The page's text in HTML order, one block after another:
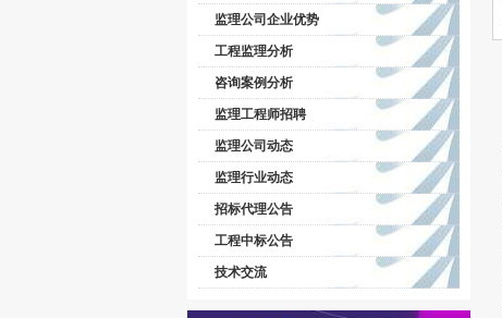
监理公司企业优势
工程监理分析
咨询案例分析
监理工程师招聘
监理公司动态
监理行业动态
招标代理公告
工程中标公告
技术交流